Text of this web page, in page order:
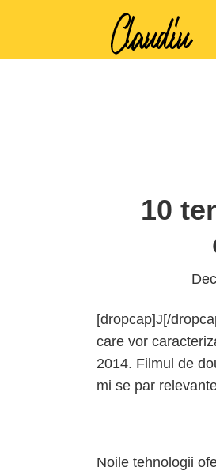
10
[dropcap]J[/
care vor
2014. Filmul de
mi se par
Noile tehnologii